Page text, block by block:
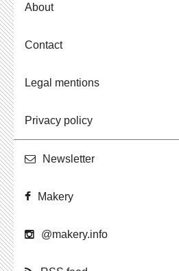
About
Contact
Legal mentions
Privacy policy
Newslet­ter
Makery
@​makery.​info